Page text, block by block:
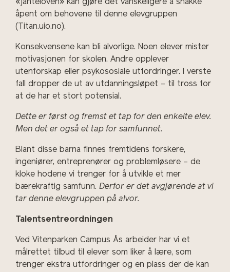
«janteloven» kan gjøre det vanskeligere å snakke
åpent om behovene til denne elevgruppen
(Titan.uio.no).
Konsekvensene kan bli alvorlige. Noen elever mister
motivasjonen for skolen. Andre opplever
utenforskap eller psykososiale utfordringer. I verste
fall dropper de ut av utdanningsløpet – til tross for
at de har et stort potensial.
Dette er først og fremst et tap for den enkelte elev.
Men det er også et tap for samfunnet.
Blant disse barna finnes fremtidens forskere,
ingeniører, entreprenører og problemløsere – de
kloke hodene vi trenger for å utvikle et mer
bærekraftig samfunn. Derfor er det avgjørende at vi
tar denne elevgruppen på alvor.
Talentsentreordningen
Ved Vitenparken Campus Ås arbeider har vi et
målrettet tilbud til elever som liker å lære, som
trenger ekstra utfordringer og en plass der de kan